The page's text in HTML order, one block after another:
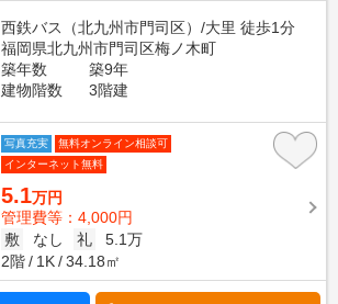
西鉄バス（北九州市門司区）/大里 徒歩1分
福岡県北九州市門司区梅ノ木町
築年数
築9年
建物階数
3階建
写真充実
無料オンライン相談可
インターネット無料
5.1万円
管理費等：4,000円
敷
なし 礼
5.1万
2階
1K 34.18㎡